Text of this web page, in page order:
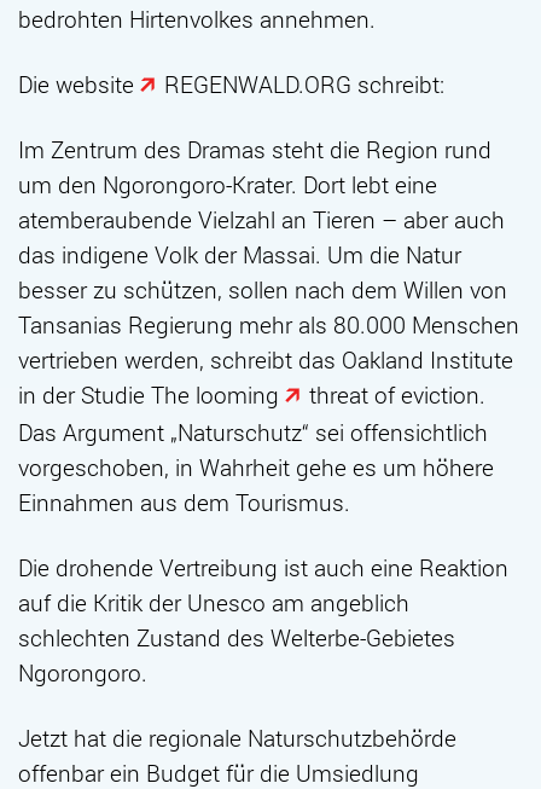
bedrohten Hirtenvolkes annehmen.
Die website REGENWALD.ORG schreibt:
Im Zentrum des Dramas steht die Region rund
um den Ngorongoro-Krater. Dort lebt eine
atemberaubende Vielzahl an Tieren – aber auch
das indigene Volk der Massai. Um die Natur
besser zu schützen, sollen nach dem Willen von
Tansanias Regierung mehr als 80.000 Menschen
vertrieben werden, schreibt das Oakland Institute
in der Studie The looming threat of eviction.
Das Argument „Naturschutz“ sei offensichtlich
vorgeschoben, in Wahrheit gehe es um höhere
Einnahmen aus dem Tourismus.
Die drohende Vertreibung ist auch eine Reaktion
auf die Kritik der Unesco am angeblich
schlechten Zustand des Welterbe-Gebietes
Ngorongoro.
Jetzt hat die regionale Naturschutzbehörde
offenbar ein Budget für die Umsiedlung